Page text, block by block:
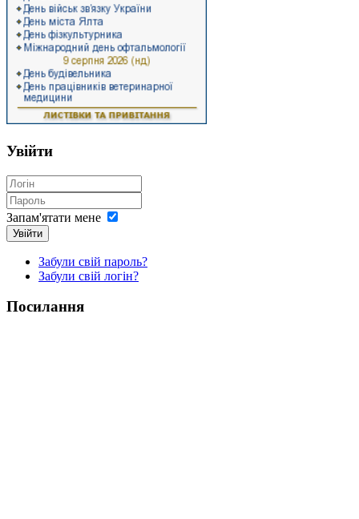
Увійти
Запам'ятати мене
Увійти
Забули свій пароль?
Забули свій логін?
Посилання